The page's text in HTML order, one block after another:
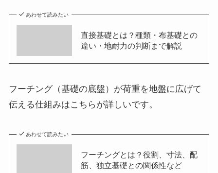
あわせて読みたい
直接基礎とは？種類・布基礎との
違い・地耐力の判断まで解説
フーチング（基礎の底盤）が荷重を地盤に広げて
伝える仕組みはこちらが詳しいです。
あわせて読みたい
フーチングとは？役割、寸法、配
筋、独立基礎との関係性など